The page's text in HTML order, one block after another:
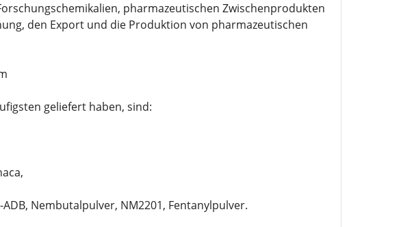
pharmazeutischen Zwischenprodukten
den Export und die Produktion von pharmazeutischen
geliefert haben, sind:
ADB, Nembutalpulver, NM2201, Fentanylpulver.